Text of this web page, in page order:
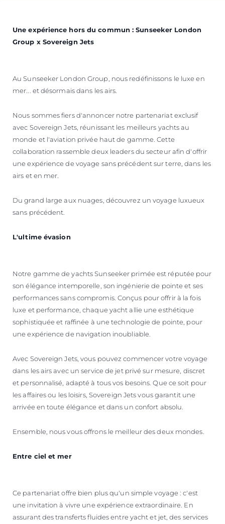
Une expérience hors du commun : Sunseeker London
Group x Sovereign Jets
Au Sunseeker London Group, nous redéfinissons le luxe en
mer... et désormais dans les airs.
Nous sommes fiers d'annoncer notre partenariat exclusif
avec Sovereign Jets, réunissant les meilleurs yachts au
monde et l'aviation privée haut de gamme. Cette
collaboration rassemble deux leaders du secteur afin d'offrir
une expérience de voyage sans précédent sur terre, dans les
airs et en mer.
Du grand large aux nuages, découvrez un voyage luxueux
sans précédent.
L'ultime évasion
Notre gamme de yachts Sunseeker primée est réputée pour
son élégance intemporelle, son ingénierie de pointe et ses
performances sans compromis. Conçus pour offrir à la fois
luxe et performance, chaque yacht allie une esthétique
sophistiquée et raffinée à une technologie de pointe, pour
une expérience de navigation inoubliable.
Avec Sovereign Jets, vous pouvez commencer votre voyage
dans les airs avec un service de jet privé sur mesure, discret
et personnalisé, adapté à tous vos besoins. Que ce soit pour
les affaires ou les loisirs, Sovereign Jets vous garantit une
arrivée en toute élégance et dans un confort absolu.
Ensemble, nous vous offrons le meilleur des deux mondes.
Entre ciel et mer
Ce partenariat offre bien plus qu'un simple voyage : c'est
une invitation à vivre une expérience extraordinaire. En
assurant des transferts fluides entre yacht et jet, des services